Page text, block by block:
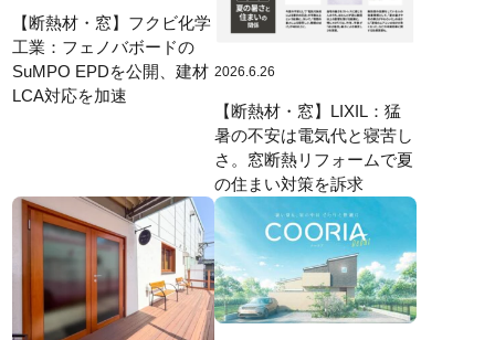
【断熱材・窓】フクビ化学
工業：フェノバボードの
SuMPO EPDを公開、建材
LCA対応を加速
2026.6.26
【断熱材・窓】LIXIL：猛
暑の不安は電気代と寝苦し
さ。窓断熱リフォームで夏
の住まい対策を訴求